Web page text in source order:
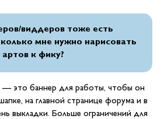
виддеров тоже есть
мне нужно нарисовать
артов к фику?
— это баннер для работы, чтобы он
на главной странице форума и в
выкладки. Больше ограничений для